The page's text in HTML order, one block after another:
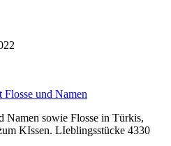
Namen sowie Flosse in Türkis,
KIssen. LIeblingsstücke 4330